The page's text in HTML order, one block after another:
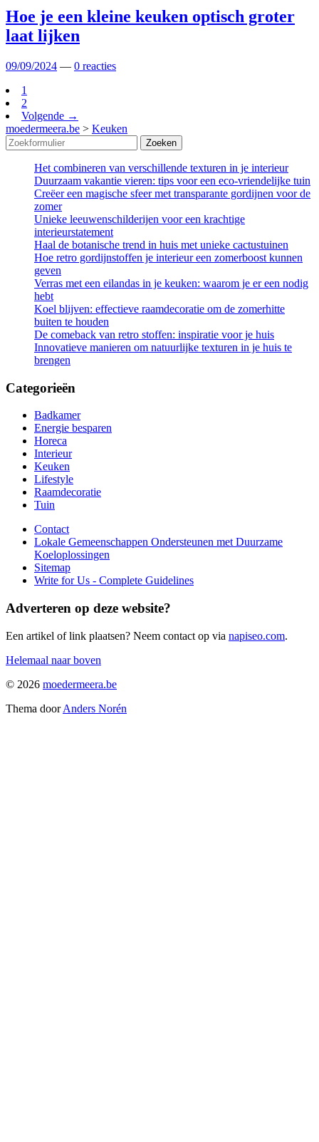
Hoe je een kleine keuken optisch groter
laat lijken
09/09/2024 — 0 reacties
1
2
Volgende →
moedermeera.be > Keuken
Zoeken
Het combineren van verschillende texturen in je interieur
Duurzaam vakantie vieren: tips voor een eco-vriendelijke tuin
Creëer een magische sfeer met transparante gordijnen voor de
zomer
Unieke leeuwenschilderijen voor een krachtige
interieurstatement
Haal de botanische trend in huis met unieke cactustuinen
Hoe retro gordijnstoffen je interieur een zomerboost kunnen
geven
Verras met een eilandas in je keuken: waarom je er een nodig
hebt
Koel blijven: effectieve raamdecoratie om de zomerhitte
buiten te houden
De comeback van retro stoffen: inspiratie voor je huis
Innovatieve manieren om natuurlijke texturen in je huis te
brengen
Categorieën
Badkamer
Energie besparen
Horeca
Interieur
Keuken
Lifestyle
Raamdecoratie
Tuin
Contact
Lokale Gemeenschappen Ondersteunen met Duurzame
Koeloplossingen
Sitemap
Write for Us - Complete Guidelines
Adverteren op deze website?
Een artikel of link plaatsen? Neem contact op via napiseo.com.
Helemaal naar boven
© 2026 moedermeera.be
Thema doorAnders Norén